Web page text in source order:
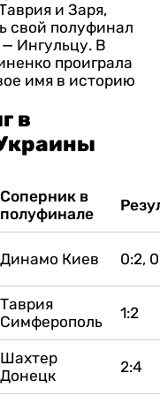
и Заря,
свой полуфинал
Ингульцу. В
проиграла
имя в историю
в
Соперник в
полуфинале
Динамо Киев 0:2,
Таврия
Симферополь
1:2
Шахтер
Донецк
2:4